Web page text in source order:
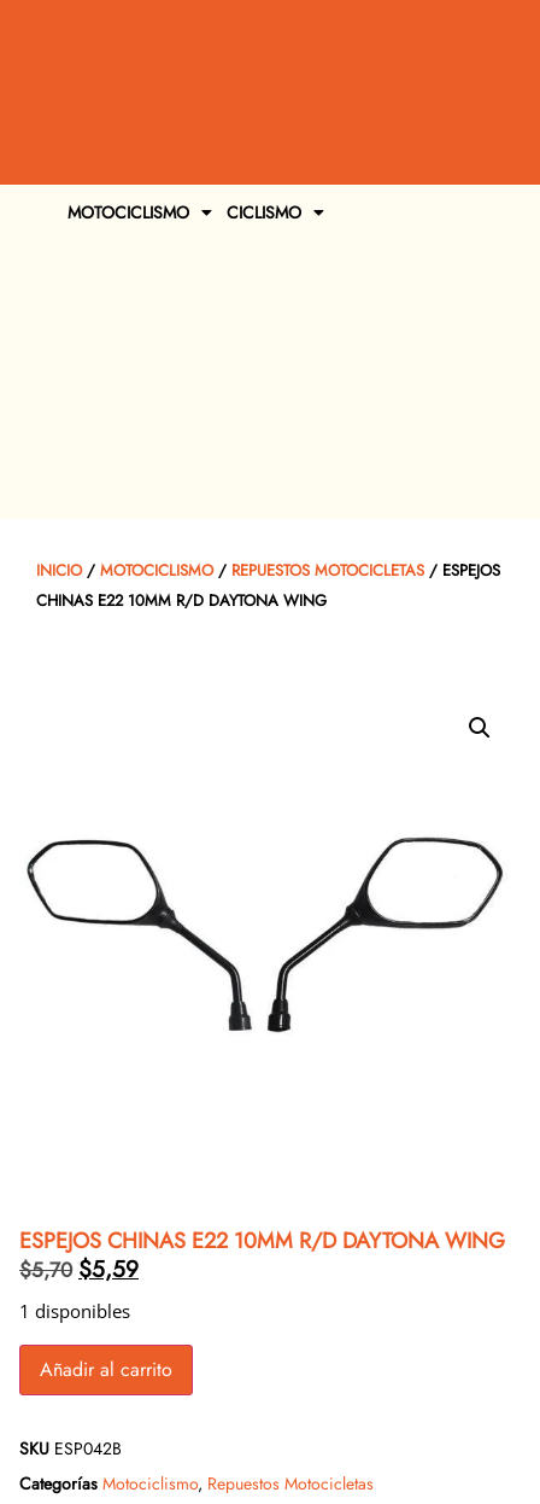
MOTOCICLISMO CICLISMO
INICIO/ MOTOCICLISMO/ REPUESTOS MOTOCICLETAS / ESPEJOS
CHINAS E22 10MM R/D DAYTONA WING
ESPEJOS CHINAS E22 10MM R/D DAYTONA WING
$5,70 $5,59
1 disponibles
Añadir al carrito
SKU ESP042B
Categorías Motociclismo, Repuestos Motocicletas